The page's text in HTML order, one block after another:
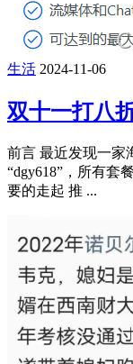
生活 2024-11-06
双十一打八
前言 最近发现一家
“dgy618”，所有套
要的走起 推 ...